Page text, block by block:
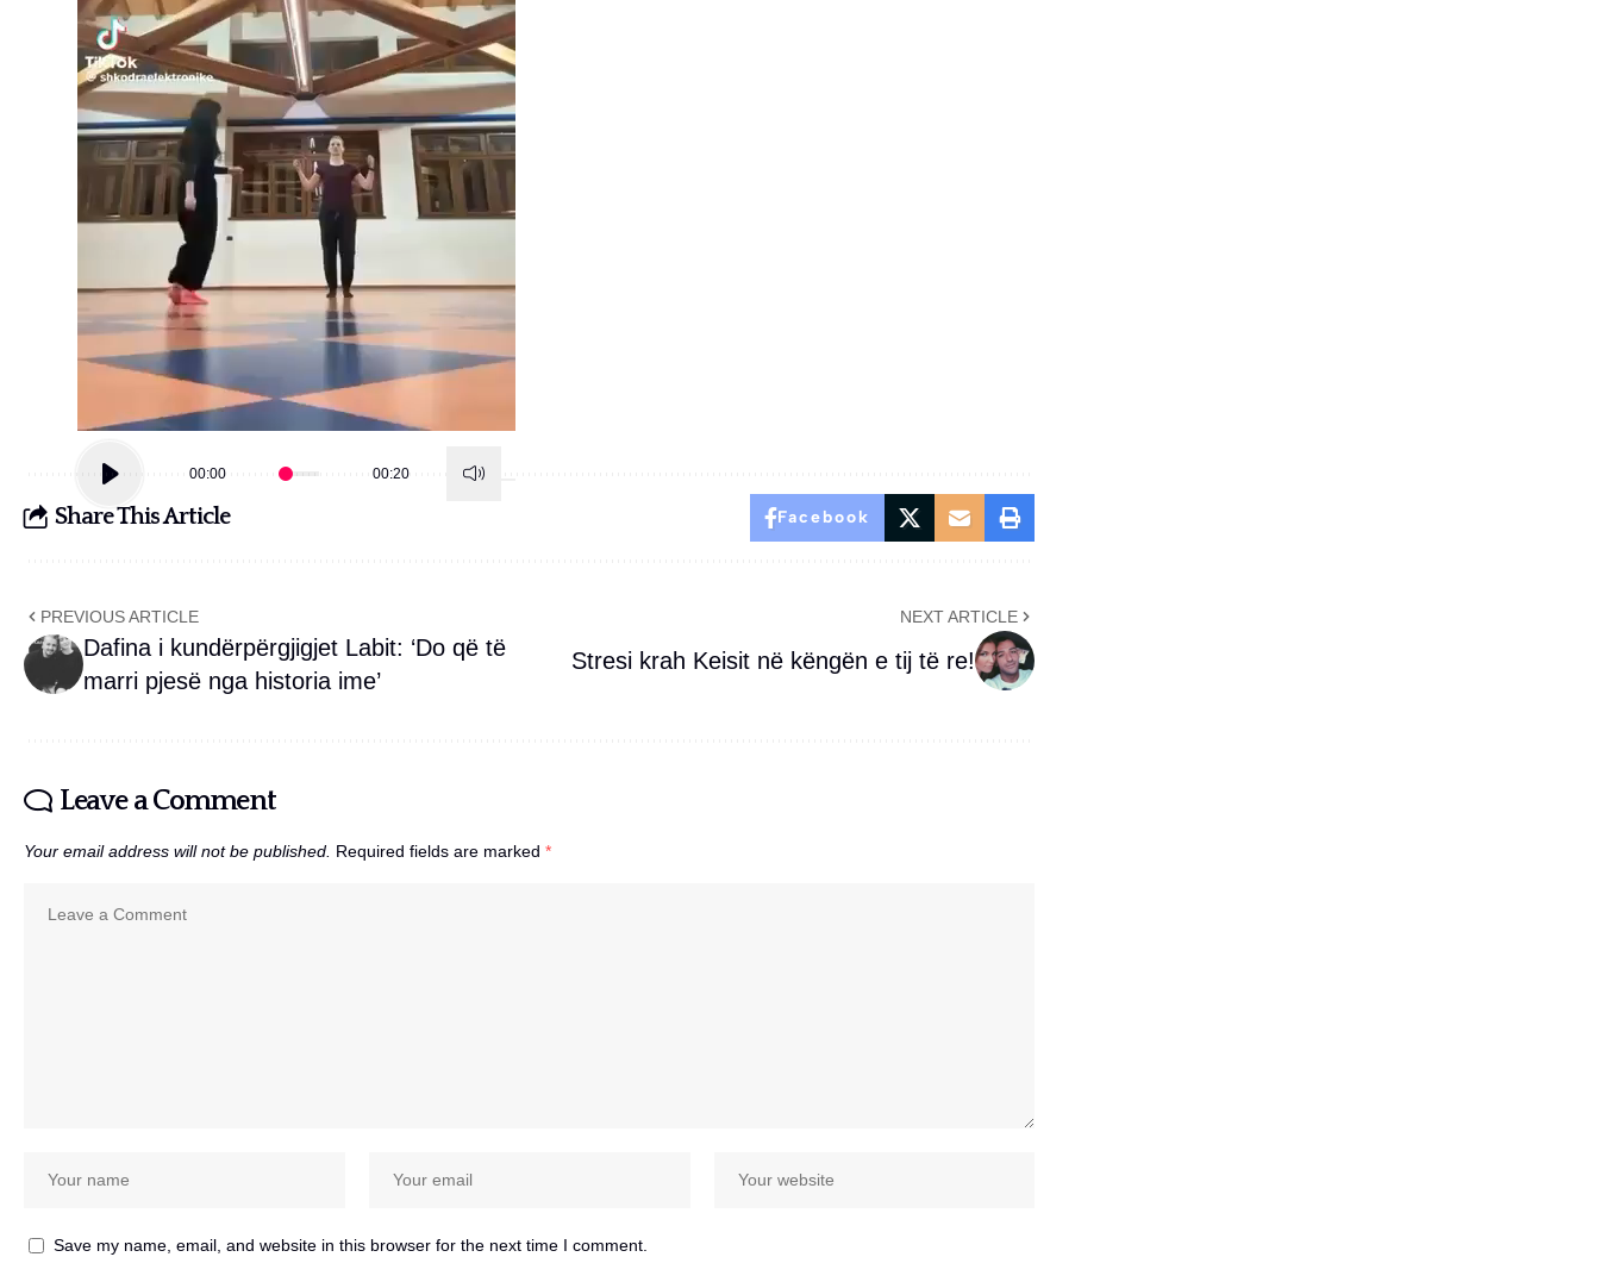
00:00 00:20
Share This Article Facebook
PREVIOUS ARTICLE
Dafina i kundërpërgjigjet Labit: ‘Do që të
marri pjesë nga historia ime’
NEXT ARTICLE
Stresi krah Keisit në këngën e tij të re!
Leave a Comment
Your email address will not be published. Required fields are marked *
Save my name, email, and website in this browser for the next time I comment.